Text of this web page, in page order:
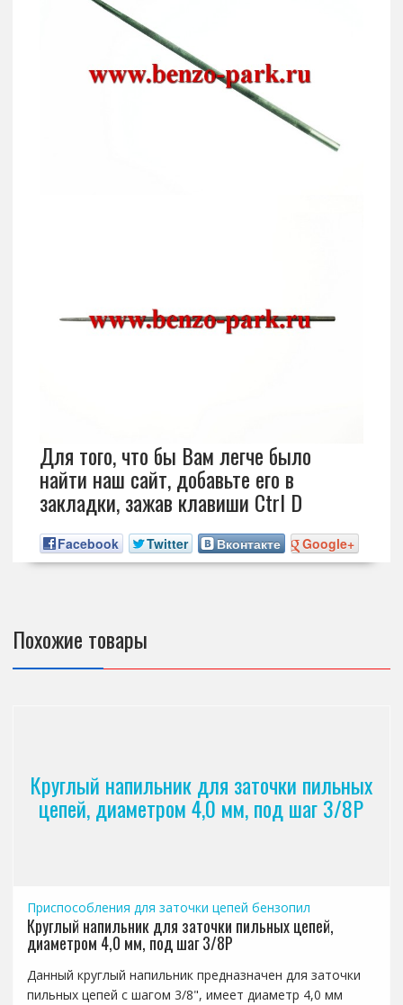
Для того, что бы Вам легче было
найти наш сайт, добавьте его в
закладки, зажав клавиши Ctrl D
Facebook Twitter Вконтакте Google+
Похожие товары
Круглый напильник для заточки пильных
цепей, диаметром 4,0 мм, под шаг 3/8P
Приспособления для заточки цепей бензопил
Круглый напильник для заточки пильных цепей,
диаметром 4,0 мм, под шаг 3/8P
Данный круглый напильник предназначен для заточки
пильных цепей с шагом 3/8", имеет диаметр 4,0 мм